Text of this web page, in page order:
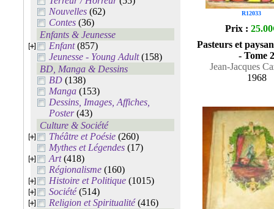
Nouvelles (62)
Contes (36)
Enfants & Jeunesse
Enfant(857)
Jeunesse - Young Adult(158)
BD, Manga & Dessins
BD (138)
Manga (153)
Dessins, Images, Affiches,
Poster(43)
Culture & Société
Théâtre et Poésie (260)
Mythes et Légendes (17)
Art(418)
Régionalisme (160)
Histoire et Politique (1015)
Société(514)
Religion et Spiritualité(416)
R12033
Prix :
Pasteurs et
- Tome 2
Jean-Jacques
1968